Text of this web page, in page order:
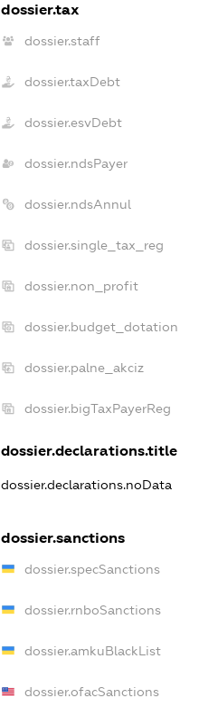
dossier.tax
dossier.staff
dossier.taxDebt
dossier.esvDebt
dossier.ndsPayer
dossier.ndsAnnul
dossier.single_tax_reg
dossier.non_profit
dossier.budget_dotation
dossier.palne_akciz
dossier.bigTaxPayerReg
dossier.declarations.title
dossier.declarations.noData
dossier.sanctions
dossier.specSanctions
dossier.rnboSanctions
dossier.amkuBlackList
dossier.ofacSanctions